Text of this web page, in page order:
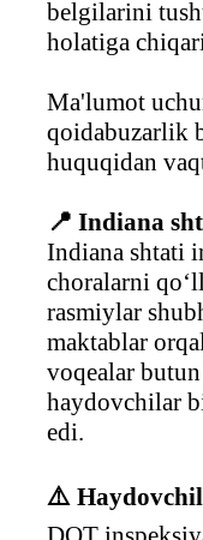
belgilarini
holatiga
Ma'lumot
qoidabuzarlik
huquqidan
📍 Indiana
Indiana shtati
choralarni
rasmiylar
maktablar
voqealar
haydovchilar
edi.
⚠️